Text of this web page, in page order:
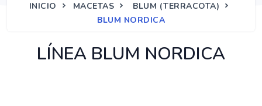
INICIO MACETAS
BLUM (TERRACOTA)
BLUM NORDICA
LÍNEA BLUM NORDICA